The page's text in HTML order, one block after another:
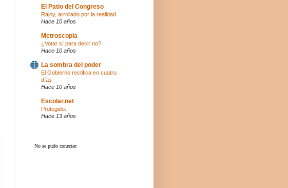
El Patio del Congreso
Rajoy, arrollado por la realidad
Hace 10 años
Metroscopia
¿Votar sí para decir no?
Hace 10 años
La sombra del poder
El Gobierno rectifica en cuatro
días
Hace 10 años
Escolar.net
Protegido:
Hace 13 años